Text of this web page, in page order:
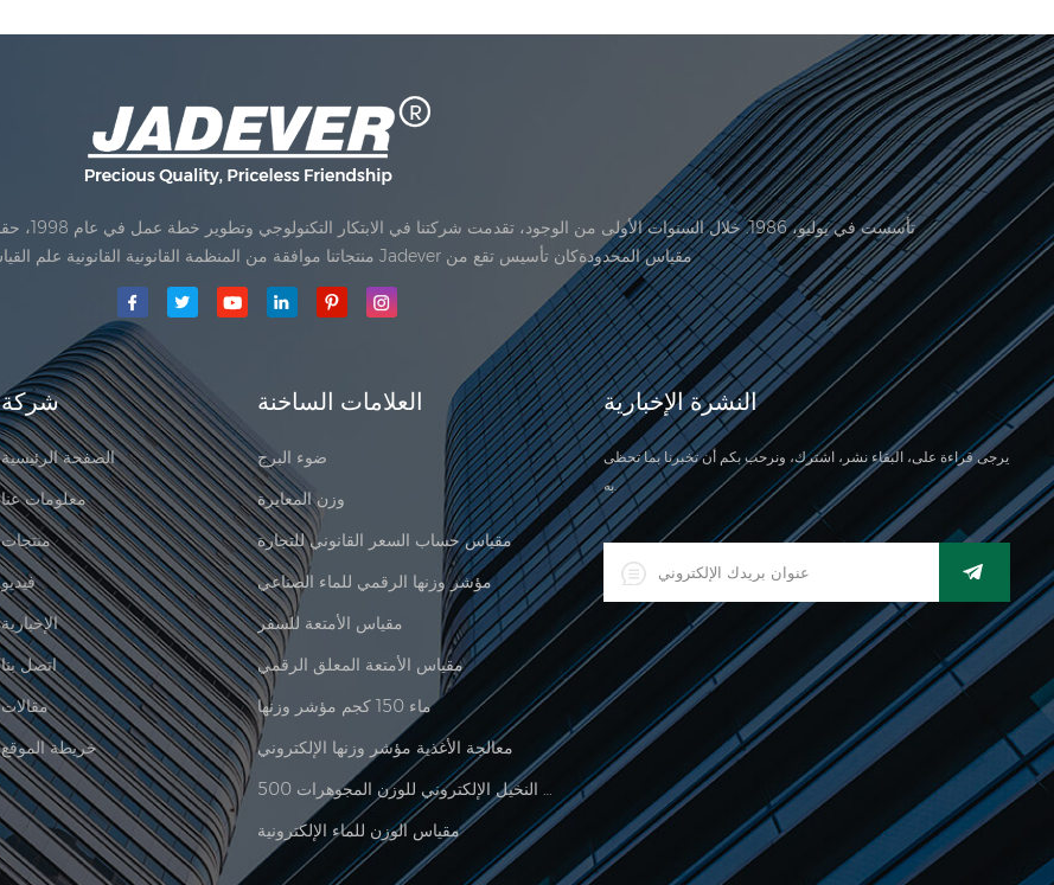
منتجاتنا موافقة من المنظمة القانونية القانونية علم القياس. في عام 1999، شيامن Jadever مقياس المحدودةكان تأسيس تقع من
شركة
الصفحة الرئيسية
معلومات عنا
منتجات
فيديو
الإخبارية
اتصل بنا
مقالات
خريطة الموقع
العلامات الساخنة
ضوء البرج
وزن المعايرة
مقياس حساب السعر القانوني للتجارة
مؤشر وزنها الرقمي للماء الصناعي
مقياس الأمتعة للسفر
مقياس الأمتعة المعلق الرقمي
ماء 150 كجم مؤشر وزنها
معالجة الأغذية مؤشر وزنها الإلكتروني
500 جرام مقياس النخيل الإلكتروني للوزن المجوهرات
مقياس الوزن للماء الإلكترونية
النشرة الإخبارية
يرجى قراءة على، البقاء نشر، اشترك، ونرحب بكم أن تخبرنا بما تحظى
به.